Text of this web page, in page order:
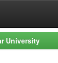
University